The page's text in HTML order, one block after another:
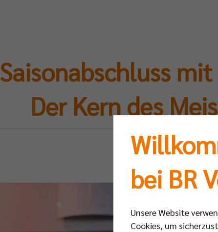
Saisonabschluss
Der Kern des
Mo
bei BR
Unsere Website
Cookies, um